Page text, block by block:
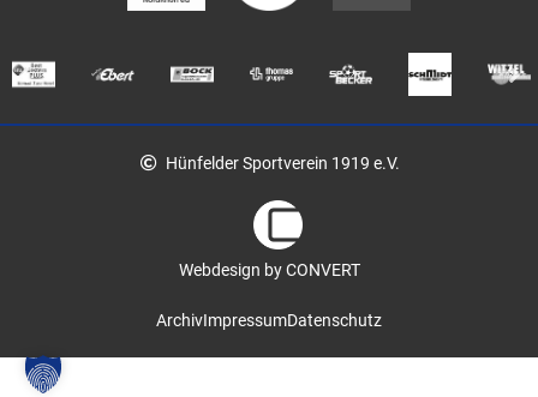
Hünfelder Sportverein 1919 e.V.
Webdesign by CONVERT
ArchivImpressumDatenschutz